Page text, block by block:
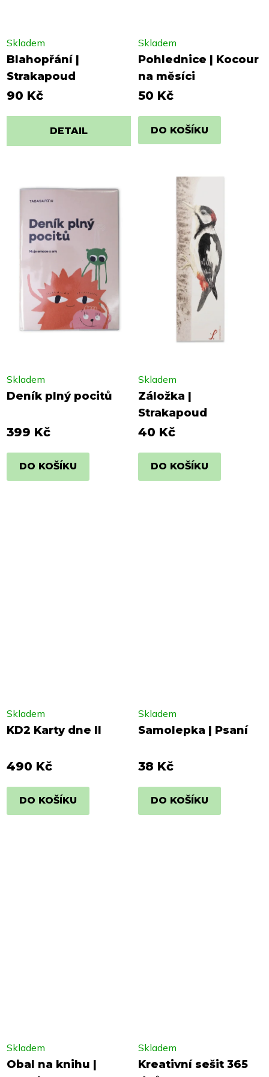
Blahopřání |
Strakapoud
Skladem
90 Kč
DETAIL
Pohlednice | Kocour
na měsíci
Skladem
50 Kč
DO KOŠÍKU
Deník plný pocitů
Skladem
399 Kč
DO KOŠÍKU
Záložka |
Strakapoud
Skladem
40 Kč
DO KOŠÍKU
KD2 Karty dne II
Skladem
490 Kč
DO KOŠÍKU
Samolepka | Psaní
Skladem
38 Kč
DO KOŠÍKU
Obal na knihu |
Skladem
Kreativní sešit 365
Skladem